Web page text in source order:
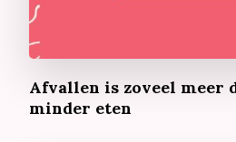
Afvallen is zoveel meer
minder eten